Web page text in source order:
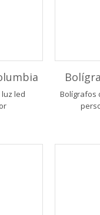
led
Bolígrafos